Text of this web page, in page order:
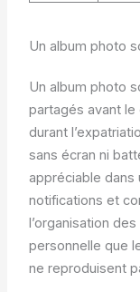
Un album photo
Un album photo
partagés avant le
durant
sans écran ni
appréciable dans
notifications et
l’organisation
personnelle que
ne reproduisent